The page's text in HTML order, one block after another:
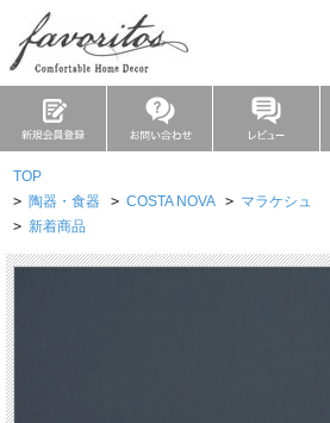
TOP
> 陶器・食器 > COSTA NOVA > マラケシュ
> 新着商品